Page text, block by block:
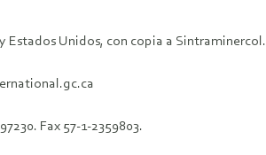
Estados Unidos, con copia a Sintraminercol.
Fax 57-1-2359803.